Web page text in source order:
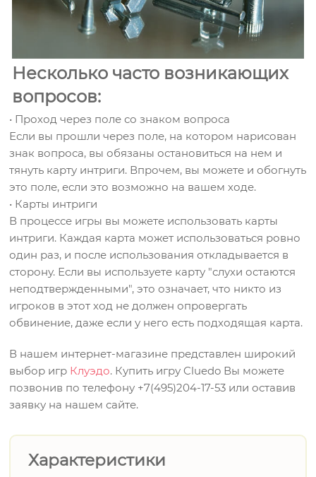
Несколько часто возникающих
вопросов:
• Проход через поле со знаком вопроса
Если вы прошли через поле, на котором нарисован
знак вопроса, вы обязаны остановиться на нем и
тянуть карту интриги. Впрочем, вы можете и обогнуть
это поле, если это возможно на вашем ходе.
• Карты интриги
В процессе игры вы можете использовать карты
интриги. Каждая карта может использоваться ровно
один раз, и после использования откладывается в
сторону. Если вы используете карту "слухи остаются
неподтвержденными", это означает, что никто из
игроков в этот ход не должен опровергать
обвинение, даже если у него есть подходящая карта.
В нашем интернет-магазине представлен широкий
выбор игр Клуэдо. Купить игру Cluedo Вы можете
позвонив по телефону +7(495)204-17-53 или оставив
заявку на нашем сайте.
Характеристики